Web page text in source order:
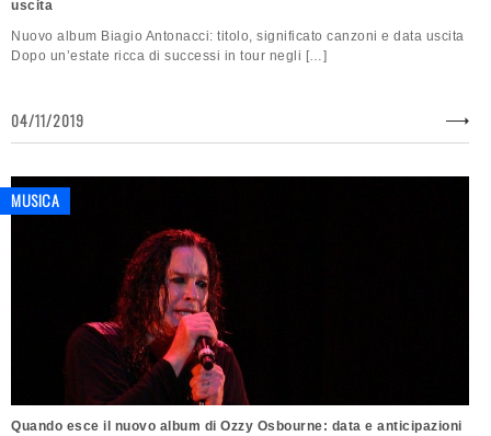
uscita
Nuovo album Biagio Antonacci: titolo, significato canzoni e data uscita
Dopo un’estate ricca di successi in tour negli […]
04/11/2019
MUSICA
Quando esce il nuovo album di Ozzy Osbourne: data e anticipazioni